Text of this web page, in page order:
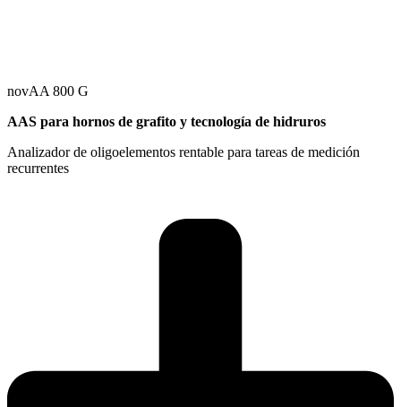
novAA 800 G
AAS para hornos de grafito y tecnología de hidruros
Analizador de oligoelementos rentable para tareas de medición
recurrentes